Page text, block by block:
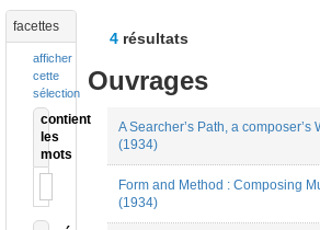
facettes
afficher
cette
sélection
contient
les
mots
4résultats
Ouvrages
A Searcher’s Path, a
(1934)
Form and Method : Composing
(1934)